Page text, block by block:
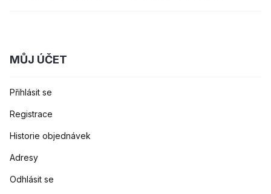
MŮJ ÚČET
Přihlásit se
Registrace
Historie objednávek
Adresy
Odhlásit se